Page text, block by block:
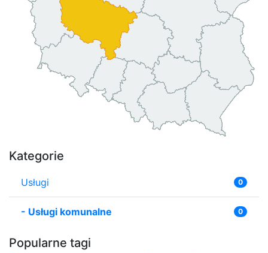
Kategorie
Usługi 0
- Usługi komunalne 0
Popularne tagi